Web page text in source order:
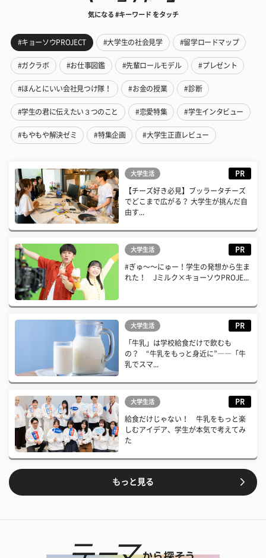
気になる #キーワード をタッチ
#キョーソウPROJECT #大学生の社会見学 #留学ロードマップ
#ガクラボ #お仕事図鑑 #先輩ロールモデル #プレゼント
#ほんとにいい会社見つけ隊！ #お金の授業 #診断
#学生の君に伝えたい３つのこと #恋愛特集 #学生インタビュー
#もやもや解決ゼミ #特集企画 #大学生正直レビュー
大学生活 PR
【チーズ好き必見】ブッラータチーズ
でどこまで広がる？ 大学生が挑んだ自
由す...
大学生活 PR
#ぎゅ〜〜にゅー！学生の発想から生ま
れた！ Jミルク×キョーソウPROJE...
大学生活 PR
「牛乳」は学校給食だけで飲むも
の？ “牛乳をもっと身近に”――「牛
乳でスマ...
大学生活 PR
給食だけじゃない！ 牛乳をもっと楽
しむアイデア、学生が本気で考えてみ
た
もっと見る